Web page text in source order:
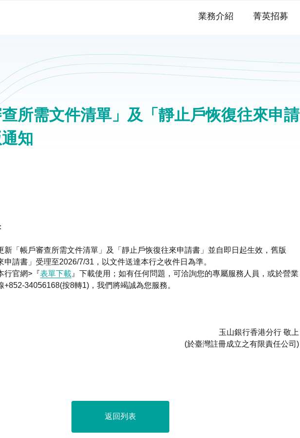
業務介紹 菁英招募
所需文件清單」及「靜止戶恢復往來申請
知
新「帳戶審查所需文件清單」及「靜止戶恢復往來申請書」並自即日起生效，舊版
申請書」受理至2026/7/31，以文件送達本行之收件日為準。
行官網>『表單下載 』下載使用；如有任何問題，可洽詢您的專屬服務人員，或於營業
+852-34056168(按8轉1)，我們將竭誠為您服務。
玉山銀行香港分行 敬上
(於臺灣註冊成立之有限責任公司)
返回列表